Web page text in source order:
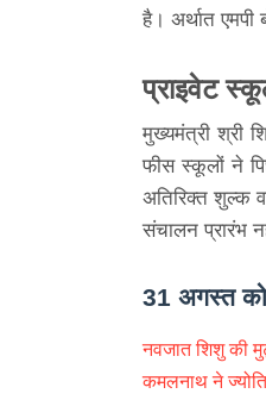
है। अर्थात
प्राइवेट
मुख्यमंत्री श्री
फीस स्कूलों ने
अतिरिक्त शुल्क
संचालन प्रारंभ
31 अगस्त को
नवजात शिशु की
कमलनाथ ने